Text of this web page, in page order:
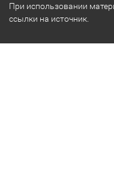
При использовании
ссылки на источник.